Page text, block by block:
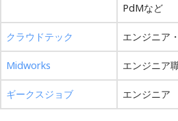
PdMなど
クラウドテック エンジニア
Midworks エンジニア
ギークスジョブ エンジニア